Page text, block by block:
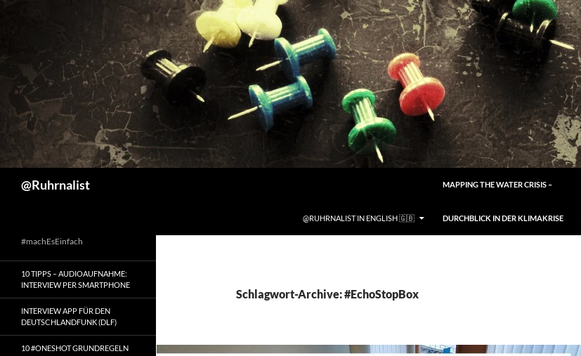
@Ruhrnalist
@RUHRNALIST IN ENGLISH 🇬🇧
MAPPING THE WATER CRISIS –
DURCHBLICK IN DER KLIMAKRISE
Schlagwort-Archive: #EchoStopBox
#machEsEinfach
10 TIPPS – AUDIOAUFNAHME:
INTERVIEW PER SMARTPHONE
INTERVIEW APP FÜR DEN
DEUTSCHLANDFUNK (DLF)
10 #ONESHOT GRUNDREGELN